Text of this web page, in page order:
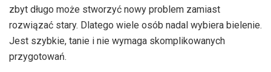
zbyt długo może stworzyć nowy problem zamiast
rozwiązać stary. Dlatego wiele osób nadal wybiera bielenie.
Jest szybkie, tanie i nie wymaga skomplikowanych
przygotowań.